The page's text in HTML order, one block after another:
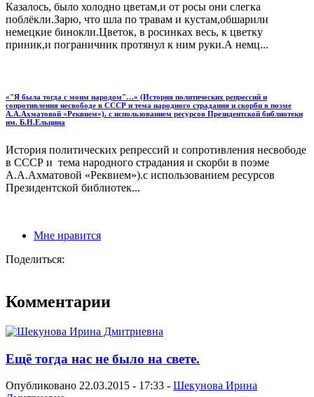
Казалось, было холодно цветам,и от росы они слегка
поблёкли.Зарю, что шла по травам и кустам,обшарили
немецкие бинокли.Цветок, в росинках весь, к цветку
приник,и пограничник протянул к ним руки.А немц...
«"Я была тогда с моим народом"…» (История политических репрессий и
сопротивления несвободе в СССР и тема народного страдания и скорби в поэме
А.А.Ахматовой «Реквием»). с использованием ресурсов Президентской библиотеки
им. Б.Н.Ельцина
История политических репрессий и сопротивления несвободе
в СССР и тема народного страдания и скорби в поэме
А.А.Ахматовой «Реквием»).с использованием ресурсов
Президентской библиотек...
Мне нравится
Поделиться:
Комментарии
Ещё тогда нас не было на свете.
Опубликовано 22.03.2015 - 17:33 - Шекунова Ирина